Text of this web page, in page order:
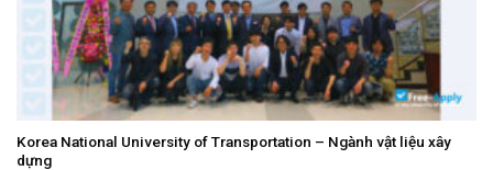
Korea National University of Transportation – Ngành vật liệu xây
dựng